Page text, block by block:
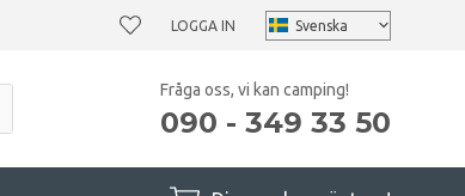
LOGGA IN
Fråga oss, vi kan camping!
090 - 349 33 50